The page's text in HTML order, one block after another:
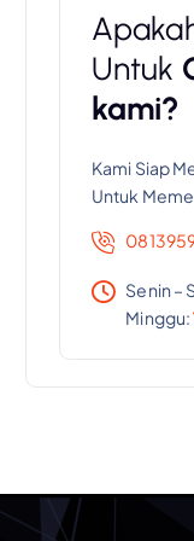
Untuk
kami?
Kami Siap
Untuk
Senin –
Minggu: